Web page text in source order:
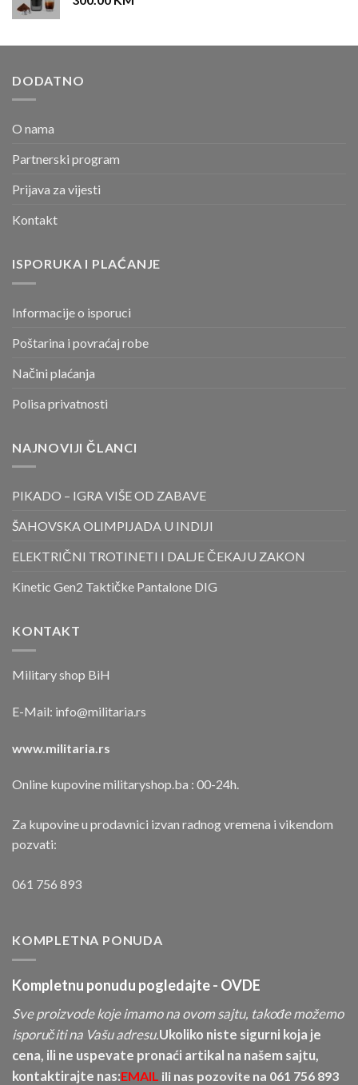
DODATNO
O nama
Partnerski program
Prijava za vijesti
Kontakt
ISPORUKA I PLAĆANJE
Informacije o isporuci
Poštarina i povraćaj robe
Načini plaćanja
Polisa privatnosti
NAJNOVIJI ČLANCI
PIKADO – IGRA VIŠE OD ZABAVE
ŠAHOVSKA OLIMPIJADA U INDIJI
ELEKTRIČNI TROTINETI I DALJE ČEKAJU ZAKON
Kinetic Gen2 Taktičke Pantalone DIG
KONTAKT
Military shop BiH
E-Mail: info@militaria.rs
www.militaria.rs
Online kupovine militaryshop.ba : 00-24h.
Za kupovine u prodavnici izvan radnog vremena i vikendom
pozvati:
061 756 893
KOMPLETNA PONUDA
Kompletnu ponudu pogledajte - OVDE
Sve proizvode koje imamo na ovom sajtu, takođe možemo
isporučiti na Vašu adresu.Ukoliko niste sigurni koja je
cena, ili ne uspevate pronaći artikal na našem sajtu,
kontaktirajte nas:EMAIL ili nas pozovite na 061 756 893